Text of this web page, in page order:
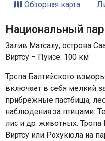
Обзорная карта
Национальный
Залив Матсалу, острова
Виртсу – Пуисе: 100 км
Тропа Балтийского
включает в себя мелкий
прибрежные пастбища,
наблюдения за птицами.
лис и др. животных.
Виртсу или Рохукюла на